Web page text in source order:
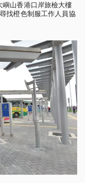
嶼山香港口岸旅檢大樓
找橙色制服工作人員協